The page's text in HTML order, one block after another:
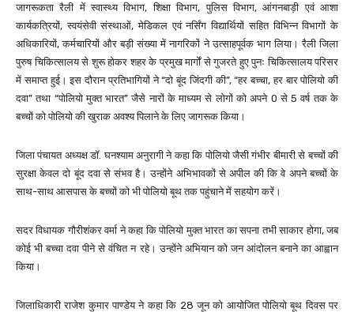
जागरूकता रैली में स्वास्थ्य विभाग, शिक्षा विभाग, पुलिस विभाग, आंगनबाड़ी एवं आशा
कार्यकत्रियों, स्वयंसेवी संस्थाओं, मेडिकल एवं नर्सिंग विद्यार्थियों सहित विभिन्न विभागों के
अधिकारियों, कर्मचारियों और बड़ी संख्या में नागरिकों ने उत्साहपूर्वक भाग लिया। रैली जिला
पुरुष चिकित्सालय से शुरू होकर शहर के प्रमुख मार्गों से गुजरते हुए पुनः चिकित्सालय परिसर
में समाप्त हुई। इस दौरान प्रतिभागियों ने “दो बूंद जिंदगी की”, “हर बच्चा, हर बार पोलियो की
दवा” तथा “पोलियो मुक्त भारत” जैसे नारों के माध्यम से लोगों को अपने 0 से 5 वर्ष तक के
बच्चों को पोलियो की खुराक अवश्य पिलाने के लिए जागरूक किया।
जिला पंचायत अध्यक्ष डॉ. घनश्याम अनुरागी ने कहा कि पोलियो जैसी गंभीर बीमारी से बच्चों की
सुरक्षा केवल दो बूंद दवा से संभव है। उन्होंने अभिभावकों से अपील की कि वे अपने बच्चों के
साथ-साथ आसपास के बच्चों को भी पोलियो बूथ तक पहुंचाने में सहयोग करें।
सदर विधायक गौरीशंकर वर्मा ने कहा कि पोलियो मुक्त भारत का सपना तभी साकार होगा, जब
कोई भी बच्चा दवा पीने से वंचित न रहे। उन्होंने अभियान को जन आंदोलन बनाने का आह्वान
किया।
जिलाधिकारी राजेश कुमार पाण्डेय ने कहा कि 28 जून को आयोजित पोलियो बूथ दिवस पर